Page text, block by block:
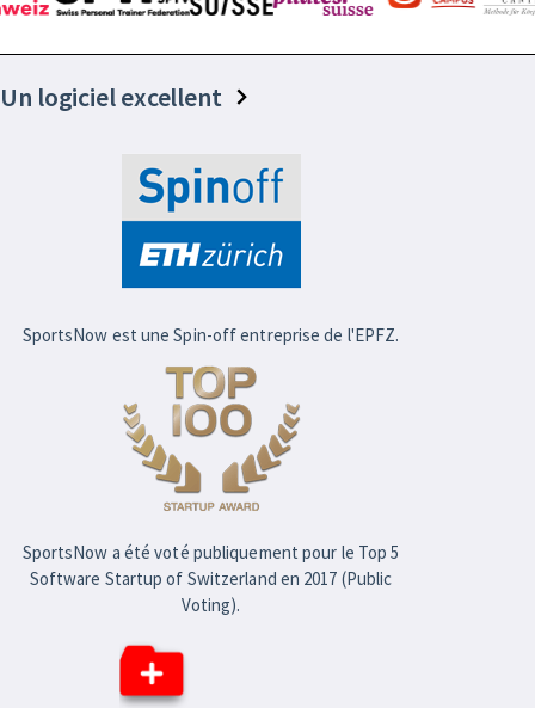
Un logiciel excellent
SportsNow est une Spin-off entreprise de l'EPFZ.
SportsNow a été voté publiquement pour le Top 5
Software Startup of Switzerland en 2017 (Public
Voting).